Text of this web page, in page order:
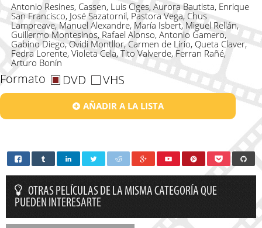
Antonio Resines, Cassen, Luis Ciges, Aurora Bautista, Enrique
San Francisco, José Sazatornil, Pastora Vega, Chus
Lampreave, Manuel Alexandre, María Isbert, Miguel Rellán,
Guillermo Montesinos, Rafael Alonso, Antonio Gamero,
Gabino Diego, Ovidi Montllor, Carmen de Lirio, Queta Claver,
Fedra Lorente, Violeta Cela, Tito Valverde, Ferran Rañé,
Arturo Bonín
Formato DVD VHS
AÑADIR A LA LISTA
OTRAS PELÍCULAS DE LA MISMA CATEGORÍA QUE
PUEDEN INTERESARTE